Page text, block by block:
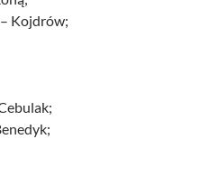
– Kojdrów;